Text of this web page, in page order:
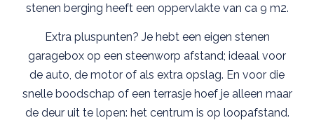
stenen berging heeft een oppervlakte van ca 9 m2.
Extra pluspunten? Je hebt een eigen stenen
garagebox op een steenworp afstand; ideaal voor
de auto, de motor of als extra opslag. En voor die
snelle boodschap of een terrasje hoef je alleen maar
de deur uit te lopen: het centrum is op loopafstand.